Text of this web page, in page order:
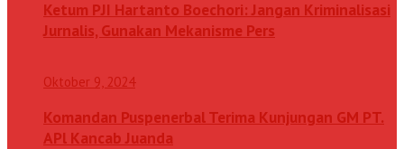
Ketum PJI Hartanto Boechori: Jangan Kriminalisasi
Jurnalis, Gunakan Mekanisme Pers
Oktober 9, 2024
Komandan Puspenerbal Terima Kunjungan GM PT.
APl Kancab Juanda